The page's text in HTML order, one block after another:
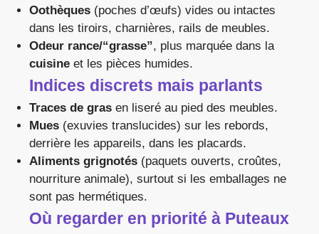
Oothèques (poches d’œufs) vides ou intactes
dans les tiroirs, charnières, rails de meubles.
Odeur rance/“grasse”, plus marquée dans la
cuisine et les pièces humides.
Indices discrets mais parlants
Traces de gras en liseré au pied des meubles.
Mues (exuvies translucides) sur les rebords,
derrière les appareils, dans les placards.
Aliments grignotés (paquets ouverts, croûtes,
nourriture animale), surtout si les emballages ne
sont pas hermétiques.
Où regarder en priorité à Puteaux